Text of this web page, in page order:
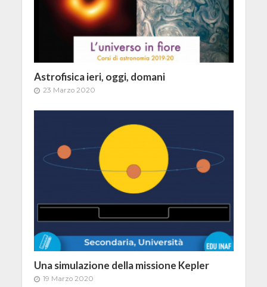
Astrofisica ieri, oggi, domani
23 Marzo 2020
Una simulazione della missione Kepler
19 Marzo 2020